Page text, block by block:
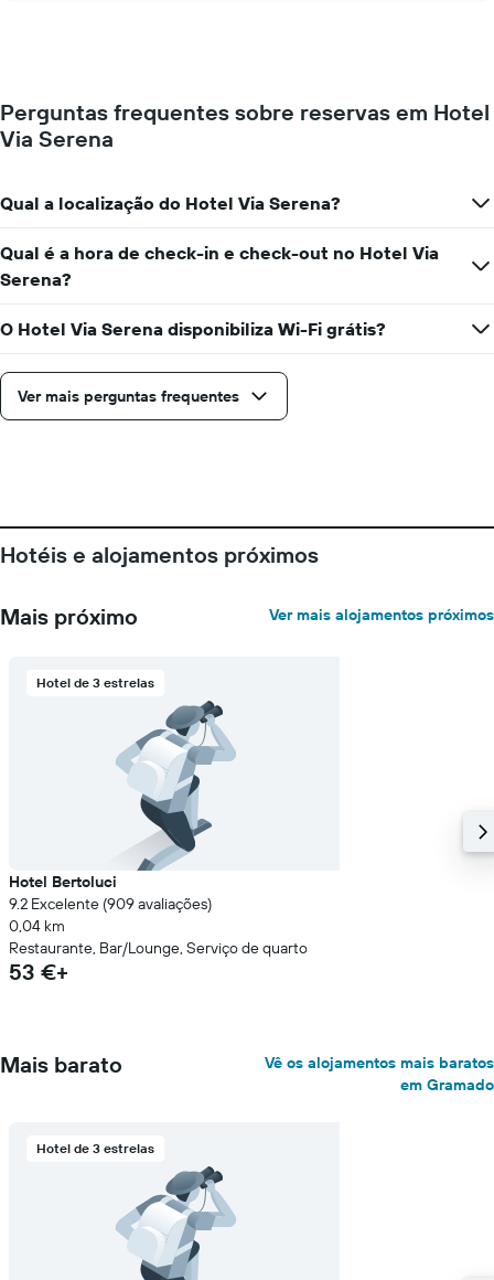
um
quarto
quarto
a
da
gráfico
apresenta
os
dias
semana
numa
abcissa
médio
de
numa
Perguntas frequentes sobre reservas em Hotel
Via Serena
Qual a localização do Hotel Via Serena?
Qual é a hora de check-in e check-out no Hotel Via
Serena?
O Hotel Via Serena disponibiliza Wi-Fi grátis?
Ver mais perguntas frequentes
Hotéis e alojamentos próximos
Mais próximo Ver mais alojamentos próximos
Hotel de 3 estrelas
Hotel Bertoluci
9.2 Excelente (909 avaliações)
0,04 km
Restaurante, Bar/Lounge, Serviço de quarto
53 €+
Mais barato
Vê os alojamentos mais baratos
em Gramado
Hotel de 3 estrelas